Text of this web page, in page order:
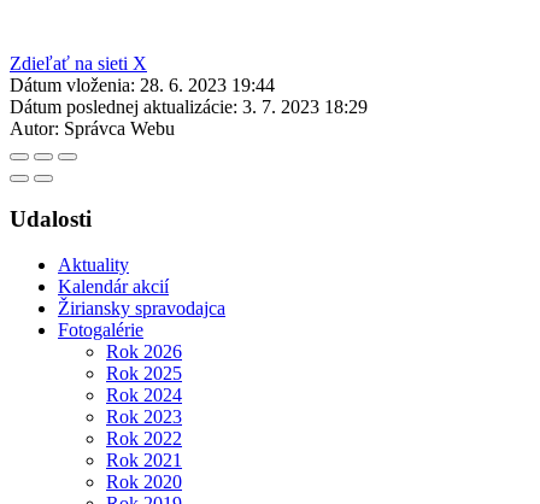
Zdieľať na sieti X
Dátum vloženia: 28. 6. 2023 19:44
Dátum poslednej aktualizácie: 3. 7. 2023 18:29
Autor: Správca Webu
Udalosti
Aktuality
Kalendár akcií
Žiriansky spravodajca
Fotogalérie
Rok 2026
Rok 2025
Rok 2024
Rok 2023
Rok 2022
Rok 2021
Rok 2020